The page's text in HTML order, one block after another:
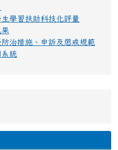
學習扶助科技化評量
治措施、申訴及懲戒規範
系統